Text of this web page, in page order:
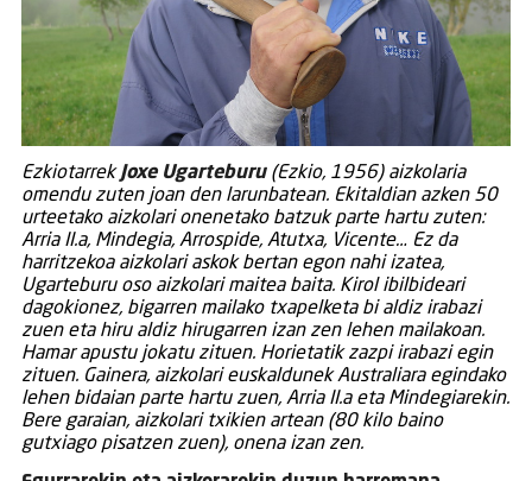
EzkiotarrekJoxe Ugarteburu(Ezkio, 1956) aizkolaria
omendu zuten joan den larunbatean. Ekitaldian azken 50
urteetako aizkolari onenetako batzuk parte hartu zuten:
Arria II.a, Mindegia, Arrospide, Atutxa, Vicente… Ez da
harritzekoa aizkolari askok bertan egon nahi izatea,
Ugarteburu oso aizkolari maitea baita. Kirol ibilbideari
dagokionez, bigarren mailako txapelketa bi aldiz irabazi
zuen eta hiru aldiz hirugarren izan zen lehen mailakoan.
Hamar apustu jokatu zituen. Horietatik zazpi irabazi egin
zituen. Gainera, aizkolari euskaldunek Australiara egindako
lehen bidaian parte hartu zuen, Arria II.a eta Mindegiarekin.
Bere garaian, aizkolari txikien artean (80 kilo baino
gutxiago pisatzen zuen), onena izan zen.